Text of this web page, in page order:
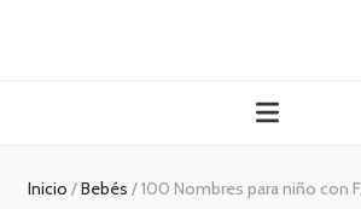
Inicio /Bebés /100 Nombres para niño con